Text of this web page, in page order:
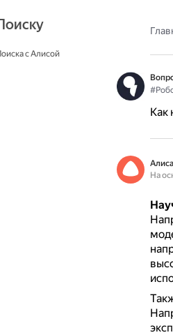
с Алисой
Как
Алиса
На